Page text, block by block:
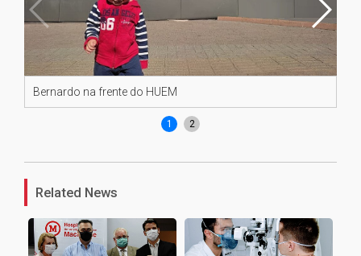
Bernardo na frente do HUEM
1 2
Related News